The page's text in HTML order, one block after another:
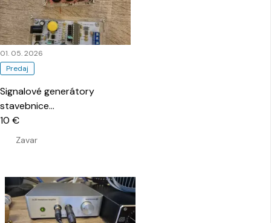
Predaj
01. 05. 2026
Signalové generátory
stavebnice…
Zavar
10 €